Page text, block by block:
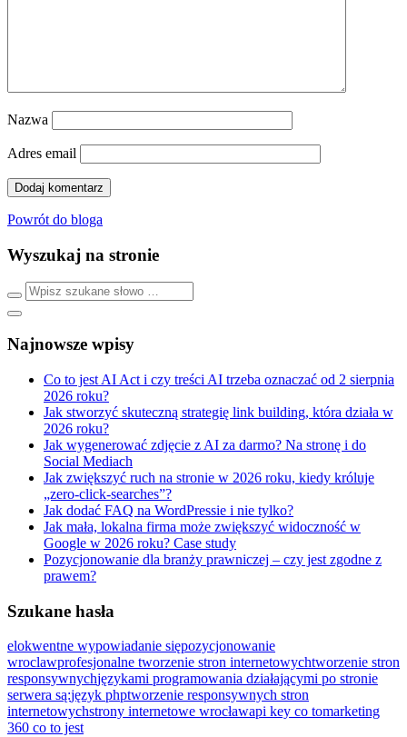
Nazwa
Adres email
Powrót do bloga
Wyszukaj na stronie
Najnowsze wpisy
Co to jest AI Act i czy treści AI trzeba oznaczać od 2 sierpnia
2026 roku?
Jak stworzyć skuteczną strategię link building, która działa w
2026 roku?
Jak wygenerować zdjęcie z AI za darmo? Na stronę i do
Social Mediach
Jak zwiększyć ruch na stronie w 2026 roku, kiedy króluje
„zero-click-searches”?
Jak dodać FAQ na WordPressie i nie tylko?
Jak mała, lokalna firma może zwiększyć widoczność w
Google w 2026 roku? Case study
Pozycjonowanie dla branży prawniczej – czy jest zgodne z
prawem?
Szukane hasła
elokwentne wypowiadanie siępozycjonowanie
wroclawprofesjonalne tworzenie stron internetowychtworzenie stron
responsywnychjęzykami programowania działającymi po stronie
serwera są:język phptworzenie responsywnych stron
internetowychstrony internetowe wrocławapi key co tomarketing
360 co to jest